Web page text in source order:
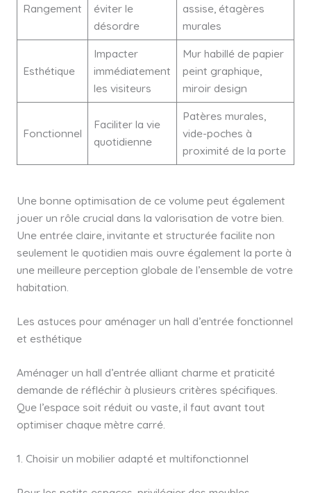
Rangement
éviter le
désordre
assise, étagères
murales
Esthétique
Impacter
immédiatement
les visiteurs
Mur habillé de papier
peint graphique,
miroir design
Fonctionnel
Faciliter la vie
quotidienne
Patères murales,
vide-poches à
proximité de la porte
Une bonne optimisation de ce volume peut également
jouer un rôle crucial dans la valorisation de votre bien.
Une entrée claire, invitante et structurée facilite non
seulement le quotidien mais ouvre également la porte à
une meilleure perception globale de l’ensemble de votre
habitation.
Les astuces pour aménager un hall d’entrée fonctionnel
et esthétique
Aménager un hall d’entrée alliant charme et praticité
demande de réfléchir à plusieurs critères spécifiques.
Que l’espace soit réduit ou vaste, il faut avant tout
optimiser chaque mètre carré.
1. Choisir un mobilier adapté et multifonctionnel